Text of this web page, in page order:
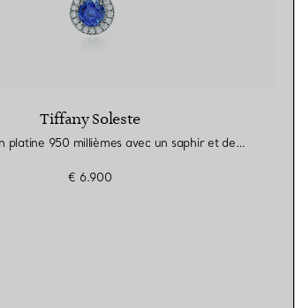
Tiffany Soleste
Pendentif en platine 950 millièmes avec un saphir et des diamants
€ 6.900